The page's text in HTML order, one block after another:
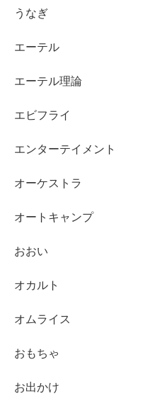
うなぎ
エーテル
エーテル理論
エビフライ
エンターテイメント
オーケストラ
オートキャンプ
おおい
オカルト
オムライス
おもちゃ
お出かけ